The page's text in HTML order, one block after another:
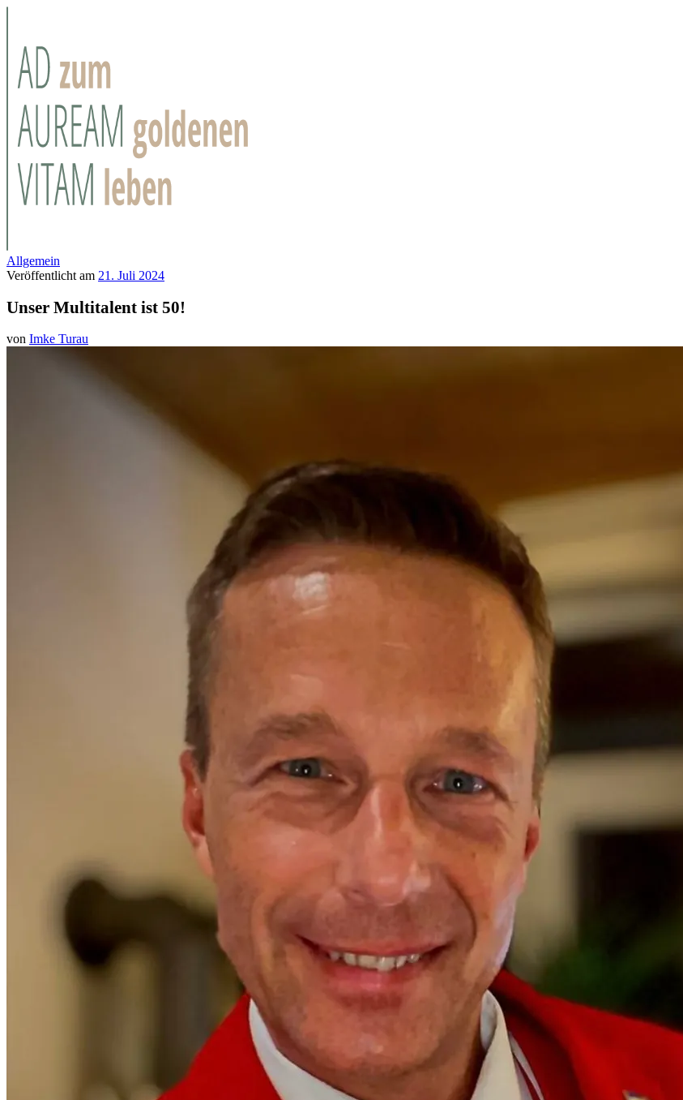
Allgemein
Veröffentlicht am 21. Juli 2024
Unser Multitalent ist 50!
von Imke Turau